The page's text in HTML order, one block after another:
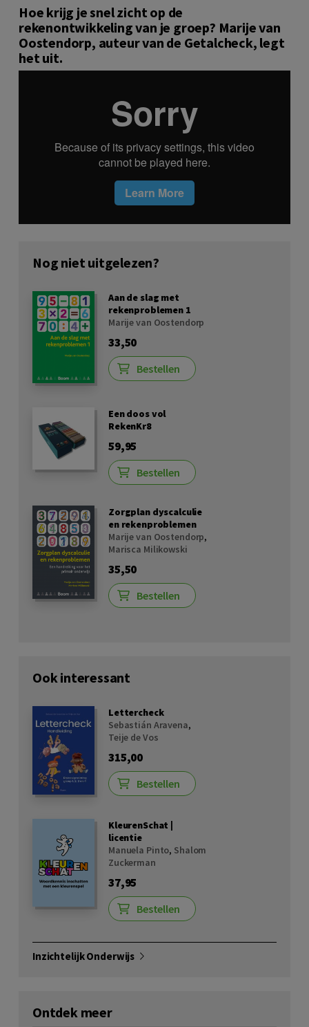
Hoe krijg je snel zicht op de
rekenontwikkeling van je groep? Marije van
Oostendorp, auteur van de Getalcheck, legt
het uit.
Nog niet uitgelezen?
Aan de slag met
rekenproblemen 1
Marije van Oostendorp
33,50
Bestellen
Een doos vol
RekenKr8
59,95
Bestellen
Zorgplan dyscalculie
en rekenproblemen
Marije van Oostendorp,
Marisca Milikowski
35,50
Bestellen
Ook interessant
Lettercheck
Sebastián Aravena,
Teije de Vos
315,00
Bestellen
KleurenSchat |
licentie
Manuela Pinto, Shalom
Zuckerman
37,95
Bestellen
Inzichtelijk Onderwijs
Ontdek meer